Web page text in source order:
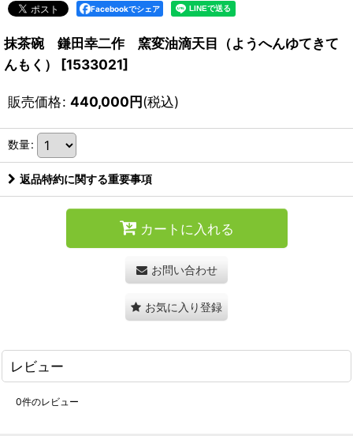
Facebookでシェア
抹茶碗 鎌田幸二作 窯変油滴天目（ようへんゆてきて
んもく）
[1533021]
販売価格: 440,000円(税込)
数量:
返品特約に関する重要事項
カートに入れる
お問い合わせ
お気に入り登録
レビュー
0件のレビュー